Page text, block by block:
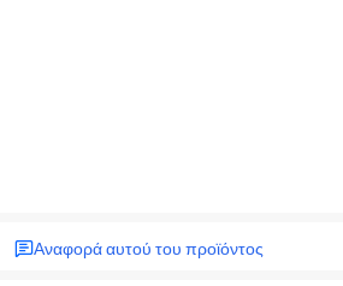
Αναφορά αυτού του προϊόντος